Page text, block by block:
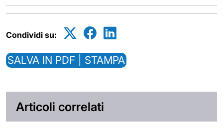
Condividi su:
SALVA IN PDF | STAMPA
Articoli correlati